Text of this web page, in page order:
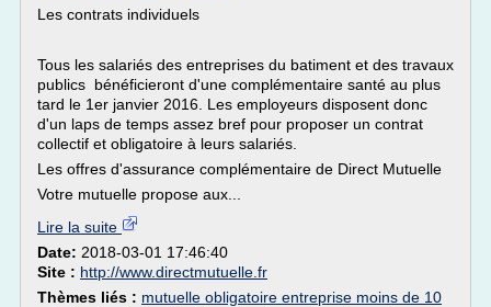
Les contrats individuels
Tous les salariés des entreprises du batiment et des travaux
publics bénéficieront d'une complémentaire santé au plus
tard le 1er janvier 2016. Les employeurs disposent donc
d'un laps de temps assez bref pour proposer un contrat
collectif et obligatoire à leurs salariés.
Les offres d'assurance complémentaire de Direct Mutuelle
Votre mutuelle propose aux...
Lire la suite
Date: 2018-03-01 17:46:40
Site : http://www.directmutuelle.fr
Thèmes liés : mutuelle obligatoire entreprise moins de 10